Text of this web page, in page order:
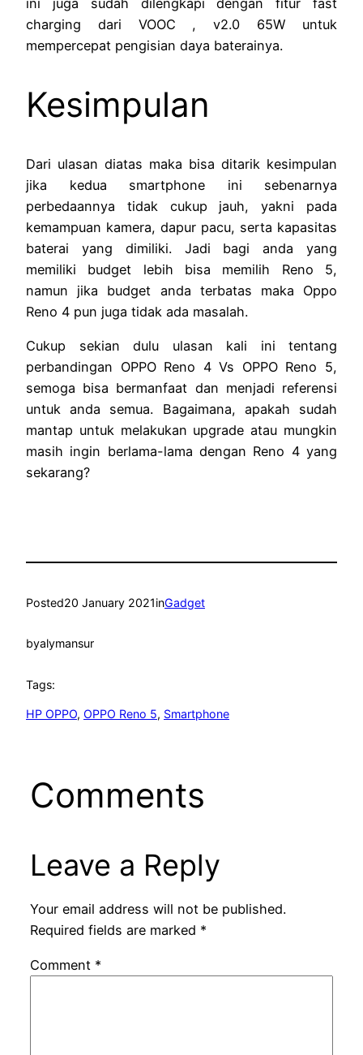
ini juga sudah dilengkapi dengan fitur fast
charging dari VOOC , v2.0 65W untuk
mempercepat pengisian daya baterainya.
Kesimpulan
Dari ulasan diatas maka bisa ditarik kesimpulan
jika kedua smartphone ini sebenarnya
perbedaannya tidak cukup jauh, yakni pada
kemampuan kamera, dapur pacu, serta kapasitas
baterai yang dimiliki. Jadi bagi anda yang
memiliki budget lebih bisa memilih Reno 5,
namun jika budget anda terbatas maka Oppo
Reno 4 pun juga tidak ada masalah.
Cukup sekian dulu ulasan kali ini tentang
perbandingan OPPO Reno 4 Vs OPPO Reno 5,
semoga bisa bermanfaat dan menjadi referensi
untuk anda semua. Bagaimana, apakah sudah
mantap untuk melakukan upgrade atau mungkin
masih ingin berlama-lama dengan Reno 4 yang
sekarang?
Posted20 January 2021inGadget
byalymansur
Tags:
HP OPPO, OPPO Reno 5, Smartphone
Comments
Leave a Reply
Your email address will not be published.
Required fields are marked *
Comment *